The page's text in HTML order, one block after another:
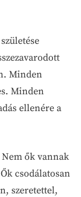
Minden
Minden
ellenére a
ők vannak
csodálatosan
szeretettel,